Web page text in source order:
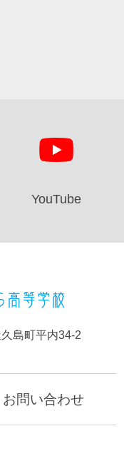
YouTube
島町平内34-2
お問い合わせ